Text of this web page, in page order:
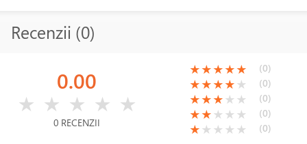
Recenzii (0)
0.00
★ ★ ★ ★ ★
0 RECENZII
(*)
★(*)
★(*)
★(*)
★(*)
★ (0)
(*)
★(*)
★(*)
★(*)
★( )
★ (0)
(*)
★(*)
★(*)
★( )
★ ( )
★ (0)
(*)
★(*)
★( )
★ ( )
★ ( )
★ (0)
(*)
★( )
★ ( )
★ ( )
★ ( )
★ (0)